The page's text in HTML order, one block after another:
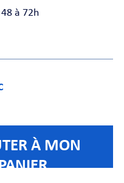
à 72h
À MON